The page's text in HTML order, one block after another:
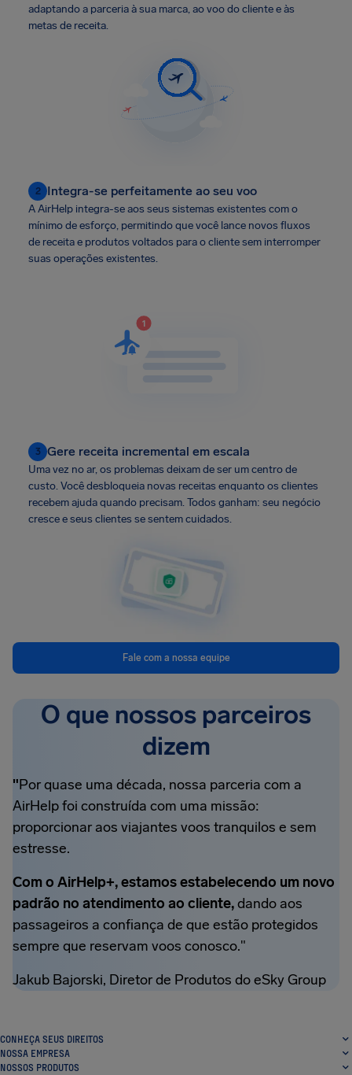
adaptando a parceria à sua marca, ao voo do cliente e às
metas de receita.
2 Integra-se perfeitamente ao seu voo
A AirHelp integra-se aos seus sistemas existentes com o
mínimo de esforço, permitindo que você lance novos fluxos
de receita e produtos voltados para o cliente sem interromper
suas operações existentes.
3 Gere receita incremental em escala
Uma vez no ar, os problemas deixam de ser um centro de
custo. Você desbloqueia novas receitas enquanto os clientes
recebem ajuda quando precisam. Todos ganham: seu negócio
cresce e seus clientes se sentem cuidados.
Fale com a nossa equipe
O que nossos parceiros
dizem
"Por quase uma década, nossa parceria com a
AirHelp foi construída com uma missão:
proporcionar aos viajantes voos tranquilos e sem
estresse.
Com o AirHelp+, estamos estabelecendo um novo
padrão no atendimento ao cliente,dando aos
passageiros a confiança de que estão protegidos
sempre que reservam voos conosco."
Jakub Bajorski, Diretor de Produtos do eSky Group
CONHEÇA SEUS DIREITOS
NOSSA EMPRESA
NOSSOS PRODUTOS